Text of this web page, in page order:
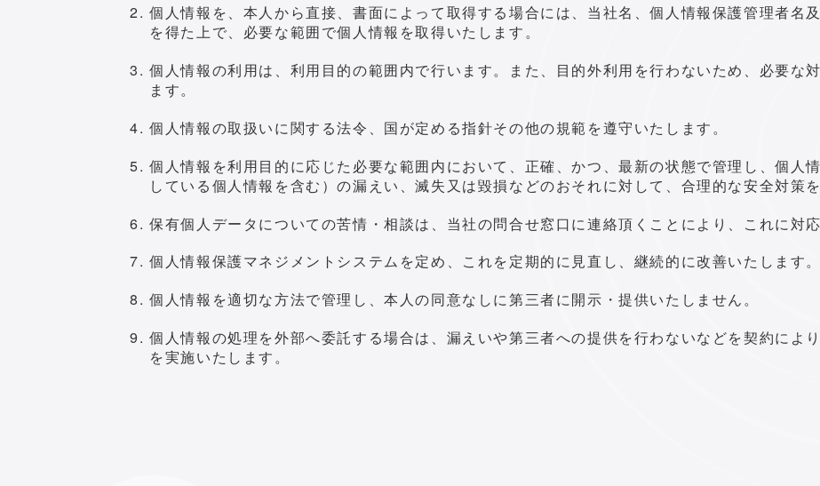
個人情報を、本人から直接、書面によって取得する場合には、当社名、個人情報保護管理者名
を得た上で、必要な範囲で個人情報を取得いたします。
個人情報の利用は、利用目的の範囲内で行います。また、目的外利用を行わないため、必要な
ます。
個人情報の取扱いに関する法令、国が定める指針その他の規範を遵守いたします。
個人情報を利用目的に応じた必要な範囲内において、正確、かつ、最新の状態で管理し、個人
している個人情報を含む）の漏えい、滅失又は毀損などのおそれに対して、合理的な安全対策
保有個人データについての苦情・相談は、当社の問合せ窓口に連絡頂くことにより、これに対応
個人情報保護マネジメントシステムを定め、これを定期的に見直し、継続的に改善いたします。
個人情報を適切な方法で管理し、本人の同意なしに第三者に開示・提供いたしません。
個人情報の処理を外部へ委託する場合は、漏えいや第三者への提供を行わないなどを契約によ
を実施いたします。